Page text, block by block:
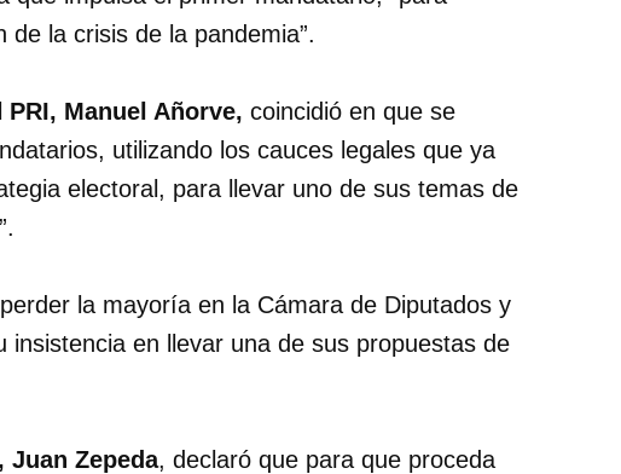
la crisis de la pandemia”.
PRI, Manuel Añorve, coincidió en que se
utilizando los cauces legales que ya
electoral, para llevar uno de sus temas de
la mayoría en la Cámara de Diputados y
en llevar una de sus propuestas de
Juan Zepeda, declaró que para que proceda